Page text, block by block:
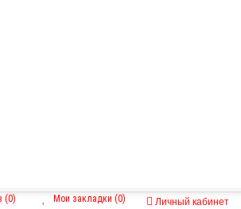
Личный кабинет
Мои закладки (0)
(0)